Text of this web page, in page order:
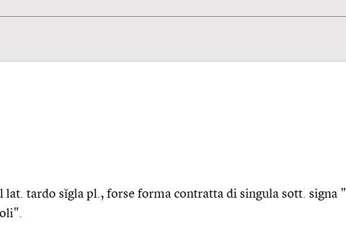
lat. tardo sĭgla pl., forse forma contratta di singula sott. signa "